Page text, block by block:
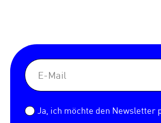
Ja, ich möchte den Newsletter